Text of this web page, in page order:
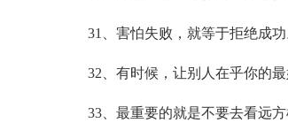
31、害怕失败，就等于拒绝成功
32、有时候，让别人在乎你的
33、最重要的就是不要去看远